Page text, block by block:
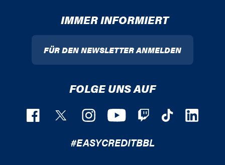
IMMER INFORMIERT
FÜR DEN NEWSLETTER ANMELDEN
FOLGE UNS AUF
#EASYCREDITBBL